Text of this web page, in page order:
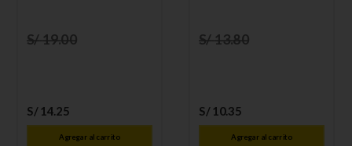
S/ 19.00
S/ 14.25
Agregar al carrito
S/13.80
S/ 10.35
Agregar al carrito